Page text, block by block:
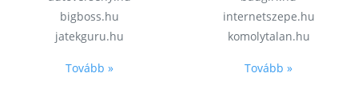
bigboss.hu
jatekguru.hu
Tovább »
internetszepe.hu
komolytalan.hu
Tovább »